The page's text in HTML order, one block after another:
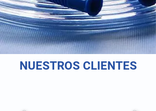
NUESTROS CLIENTES